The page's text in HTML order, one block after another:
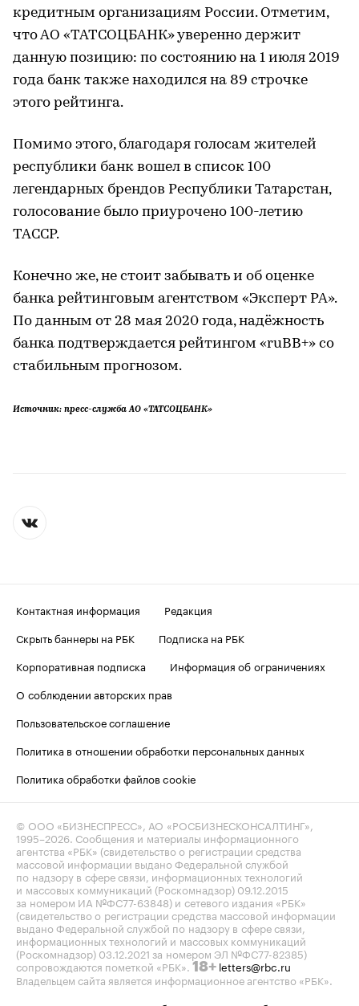
кредитным организациям России. Отметим,
что АО «ТАТСОЦБАНК» уверенно держит
данную позицию: по состоянию на 1 июля 2019
года банк также находился на 89 строчке
этого рейтинга.
Помимо этого, благодаря голосам жителей
республики банк вошел в список 100
легендарных брендов Республики Татарстан,
голосование было приурочено 100-летию
ТАССР.
Конечно же, не стоит забывать и об оценке
банка рейтинговым агентством «Эксперт РА».
По данным от 28 мая 2020 года, надёжность
банка подтверждается рейтингом «ruBB+» со
стабильным прогнозом.
Источник: пресс-служба АО «ТАТСОЦБАНК»
Контактная информация
Редакция
Скрыть баннеры на РБК
Подписка на РБК
Корпоративная подписка
Информация об ограничениях
О соблюдении авторских прав
Пользовательское соглашение
Политика в отношении обработки персональных данных
Политика обработки файлов cookie
© ООО «БИЗНЕСПРЕСС», АО «РОСБИЗНЕСКОНСАЛТИНГ»,
1995–2026. Сообщения и материалы информационного
агентства «РБК» (свидетельство о регистрации средства
массовой информации выдано Федеральной службой
по надзору в сфере связи, информационных технологий
и массовых коммуникаций (Роскомнадзор) 09.12.2015
за номером ИА №ФС77-63848) и сетевого издания «РБК»
(свидетельство о регистрации средства массовой информации
выдано Федеральной службой по надзору в сфере связи,
информационных технологий и массовых коммуникаций
(Роскомнадзор) 03.12.2021 за номером ЭЛ №ФС77-82385)
сопровождаются пометкой «РБК». 18+ letters@rbc.ru
Владельцем сайта является информационное агентство «РБК».